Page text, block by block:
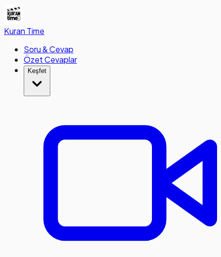
Kuran Time
Soru & Cevap
Özet Cevaplar
Keşfet